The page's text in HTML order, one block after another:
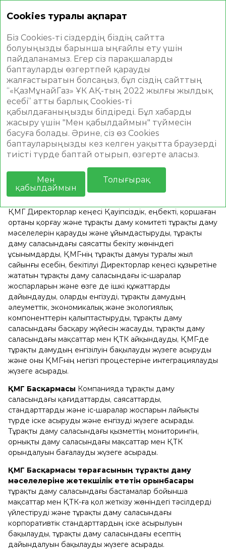
ҚМГ ТҰРАҚТЫ ДАМУЫН
ҚАМТАМАСЫЗ ЕТУДІҢ КЕШЕНДІ
ТӘСІЛІ
енгізуге стратегиялық жетекшілік жасап және бақылауды
жүзеге асырады. Компанияның Тұрақты дамуы туралы
жыл сайынғы шоғырландырылған есебін бекітеді.
ҚМГ Директорлар кеңесі Қауіпсіздік, еңбекті, қоршаған
ортаны қорғау және тұрақты даму комитеті тұрақты даму
мәселелерін қарауды және ұйымдастыруды, тұрақты
даму саласындағы саясатты бекіту жөніндегі
ұсынымдарды, ҚМГ-нің тұрақты дамуы туралы жыл
сайынғы есебін, бекітілуі Директорлар кеңесі құзыретіне
жататын тұрақты даму саласындағы іс-шаралар
жоспарларын және өзге де ішкі құжаттарды
дайындауды, оларды енгізуді, тұрақты дамудың
әлеуметтік, экономикалық және экологиялық
компоненттерін қалыптастыруды, тұрақты даму
саласындағы басқару жүйесін жасауды, тұрақты даму
саласындағы мақсаттар мен ҚТК айқындауды, ҚМГ-де
тұрақты дамудың енгізілуін бақылауды жүзеге асыруды
және оны ҚМГ-нің негізгі процестеріне интеграциялауды
жүзеге асырады.
ҚМГ Басқармасы Компанияда тұрақты даму
саласындағы қағидаттарды, саясаттарды,
стандарттарды және іс-шаралар жоспарын лайықты
түрде іске асыруды және енгізуді жүзеге асырады.
Тұрақты даму саласындағы қызметтің мониторингін,
орнықты даму саласындағы мақсаттар мен ҚТК
орындалуын бағалауды жүзеге асырады.
ҚМГ Басқармасы төрағасының тұрақты даму
мәселелеріне жетекшілік ететін орынбасары
тұрақты даму саласындағы бастамалар бойынша
мақсаттар мен ҚТК-ға қол жеткізу жөніндегі тәсілдерді
үйлестіруді және тұрақты даму саласындағы
корпоративтік стандарттардың іске асырылуын
бақылауды, тұрақты даму саласындағы есептің
дайындалуын бақылауды жүзеге асырады.
Cookies туралы ақпарат
Біз Cookies-ті сіздердің біздің сайтта
болуыңызды барынша ыңғайлы ету үшін
пайдаланамыз. Егер сіз парақшаларды
баптауларды өзгертпей қарауды
жалғастыратын болсаңыз, бұл сіздің сайттың
“«ҚазМұнайГаз» ҰК АҚ-тың 2022 жылғы жылдық
есебі” атты барлық Cookies-ті
қабылдағаныңызды білдіреді. Бұл хабарды
жасыру үшін "Мен қабылдаймын" түймесін
басуға болады. Әрине, сіз өз Cookies
баптауларыңызды кез келген уақытта браузерді
тиісті түрде баптай отырып, өзгерте аласыз.
Мен
қабылдаймын
Толығырақ